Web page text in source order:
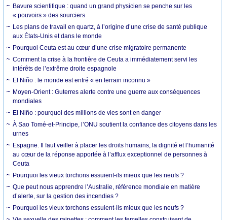
Bavure scientifique : quand un grand physicien se penche sur les
« pouvoirs » des sourciers
Les plans de travail en quartz, à l’origine d’une crise de santé publique
aux États-Unis et dans le monde
Pourquoi Ceuta est au cœur d’une crise migratoire permanente
Comment la crise à la frontière de Ceuta a immédiatement servi les
intérêts de l’extrême droite espagnole
El Niño : le monde est entré « en terrain inconnu »
Moyen-Orient : Guterres alerte contre une guerre aux conséquences
mondiales
El Niño : pourquoi des millions de vies sont en danger
À Sao Tomé-et-Principe, l’ONU soutient la confiance des citoyens dans les
urnes
Espagne. Il faut veiller à placer les droits humains, la dignité et l’humanité
au cœur de la réponse apportée à l’afflux exceptionnel de personnes à
Ceuta
Pourquoi les vieux torchons essuient-ils mieux que les neufs ?
Que peut nous apprendre l’Australie, référence mondiale en matière
d’alerte, sur la gestion des incendies ?
Pourquoi les vieux torchons essuient-ils mieux que les neufs ?